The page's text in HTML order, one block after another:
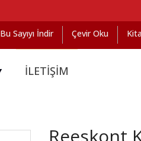
Bu Sayıyı İndir Çevir Oku
İLETİŞİM
Reeskont